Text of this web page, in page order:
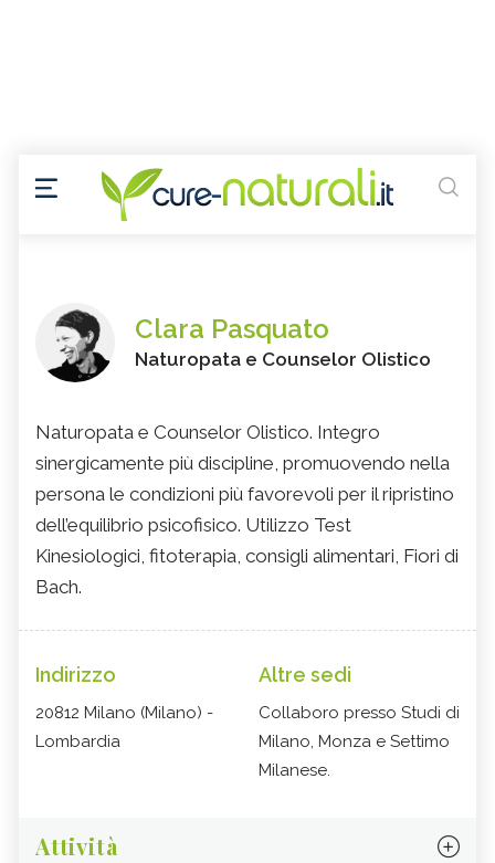
Clara Pasquato
Naturopata e Counselor Olistico
Naturopata e Counselor Olistico. Integro
sinergicamente più discipline, promuovendo nella
persona le condizioni più favorevoli per il ripristino
dell’equilibrio psicofisico. Utilizzo Test
Kinesiologici, fitoterapia, consigli alimentari, Fiori di
Bach.
Indirizzo
20812 Milano (Milano) -
Lombardia
Altre sedi
Collaboro presso Studi di
Milano, Monza e Settimo
Milanese.
Attività